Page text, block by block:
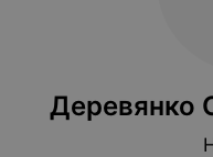
Деревянко